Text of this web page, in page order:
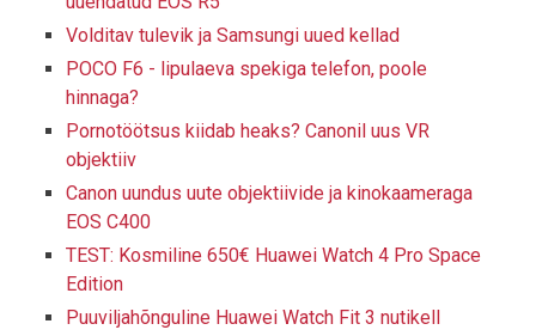
Volditav tulevik ja Samsungi uued kellad
POCO F6 - lipulaeva spekiga telefon, poole
hinnaga?
Pornotöötsus kiidab heaks? Canonil uus VR
objektiiv
Canon uundus uute objektiivide ja kinokaameraga
EOS C400
TEST: Kosmiline 650€ Huawei Watch 4 Pro Space
Edition
Puuviljahõnguline Huawei Watch Fit 3 nutikell